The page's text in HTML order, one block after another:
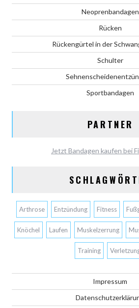
Neoprenbandagen
Rücken
Rückengürtel in der
Schulter
Sportbandagen
PARTNER
Jetzt Bandagen kaufen bei
Arthrose Entzündung Fitness
Knöchel Laufen Muskelzerrung
Training
Impressum